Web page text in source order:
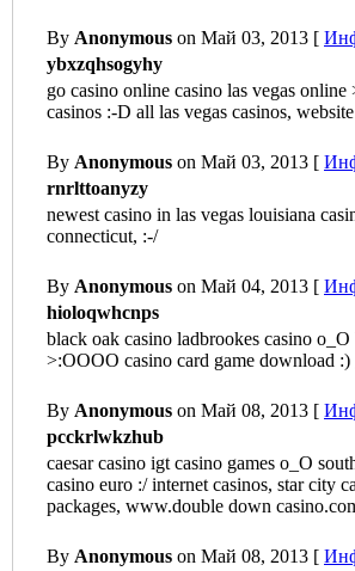
By Anonymous on Май 03, 2013 [
ybxzqhsogyhy
go casino online casino las vegas
casinos :-D all las vegas casinos,
By Anonymous on Май 03, 2013 [
rnrlttoanyzy
newest casino in las vegas louisiana
connecticut, :-/
By Anonymous on Май 04, 2013 [
hioloqwhcnps
black oak casino ladbrookes casino
>:OOOO casino card game download
By Anonymous on Май 08, 2013 [
pcckrlwkzhub
caesar casino igt casino games o_O
casino euro :/ internet casinos, star city
packages, www.double down
By Anonymous on Май 08, 2013 [